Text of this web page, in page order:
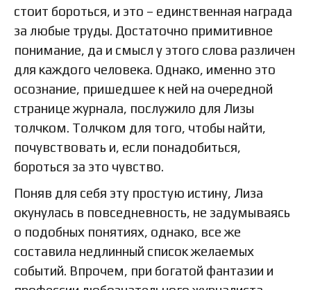
стоит бороться, и это – единственная награда
за любые труды. Достаточно примитивное
понимание, да и смысл у этого слова различен
для каждого человека. Однако, именно это
осознание, пришедшее к ней на очередной
странице журнала, послужило для Лизы
толчком. Толчком для того, чтобы найти,
почувствовать и, если понадобиться,
бороться за это чувство.
Поняв для себя эту простую истину, Лиза
окунулась в повседневность, не задумываясь
о подобных понятиях, однако, все же
составила недлинный список желаемых
событий. Впрочем, при богатой фантазии и